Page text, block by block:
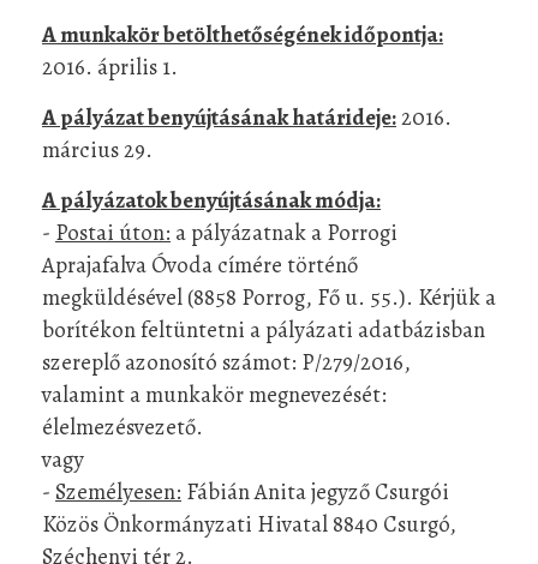
A munkakör betölthetőségének időpontja:
2016. április 1.
A pályázat benyújtásának határideje:2016.
március 29.
A pályázatok benyújtásának módja:
- Postai úton: a pályázatnak a Porrogi
Aprajafalva Óvoda címére történő
megküldésével (8858 Porrog, Fő u. 55.). Kérjük a
borítékon feltüntetni a pályázati adatbázisban
szereplő azonosító számot: P/279/2016,
valamint a munkakör megnevezését:
élelmezésvezető.
vagy
- Személyesen: Fábián Anita jegyző Csurgói
Közös Önkormányzati Hivatal 8840 Csurgó,
Széchenyi tér 2.